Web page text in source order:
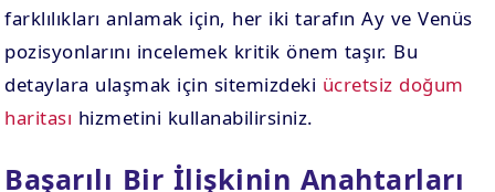
farklılıkları anlamak için, her iki tarafın Ay ve Venüs
pozisyonlarını incelemek kritik önem taşır. Bu
detaylara ulaşmak için sitemizdeki ücretsiz doğum
haritası hizmetini kullanabilirsiniz.
Başarılı Bir İlişkinin Anahtarları